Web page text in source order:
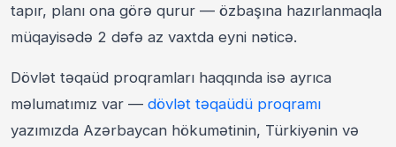
tapır, planı ona görə qurur — özbaşına hazırlanmaqla
müqayisədə 2 dəfə az vaxtda eyni nəticə.
Dövlət təqaüd proqramları haqqında isə ayrıca
məlumatımız var — dövlət təqaüdü proqramı
yazımızda Azərbaycan hökumətinin, Türkiyənin və